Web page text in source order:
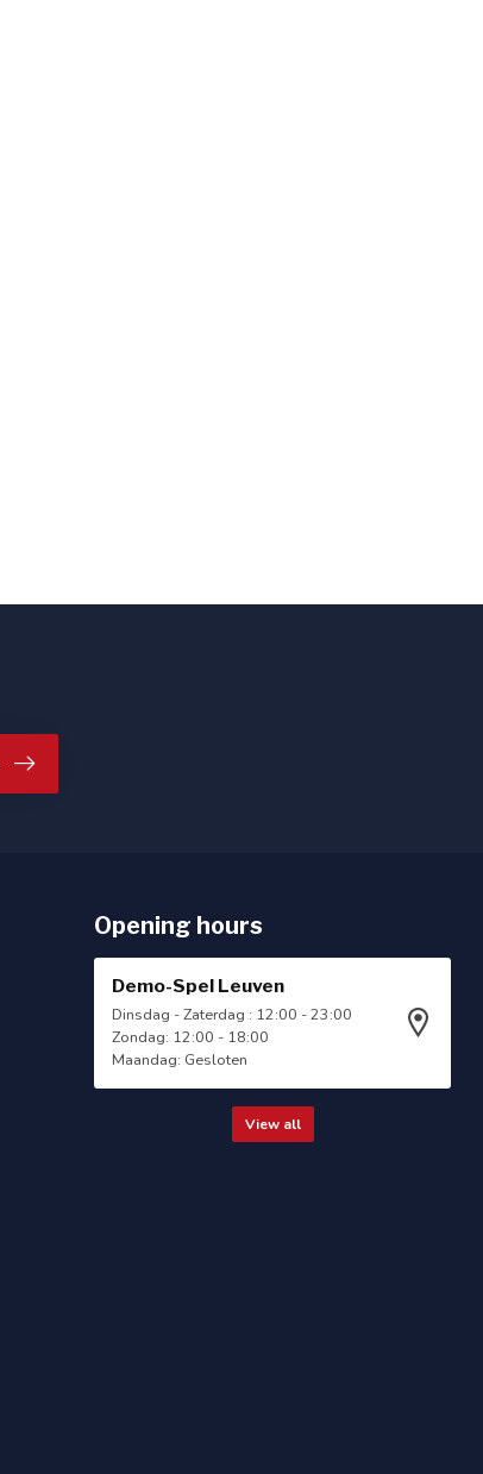
Opening hours
Demo-Spel Leuven
Dinsdag - Zaterdag : 12:00 - 23:00
Zondag: 12:00 - 18:00
Maandag: Gesloten
View all